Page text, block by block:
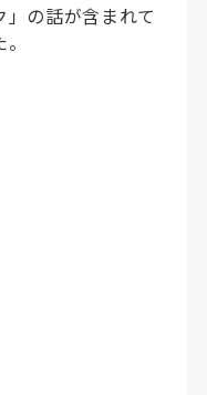
の話が含まれて